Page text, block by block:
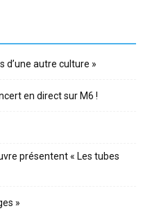
d’une autre culture »
en direct sur M6 !
présentent « Les tubes
»